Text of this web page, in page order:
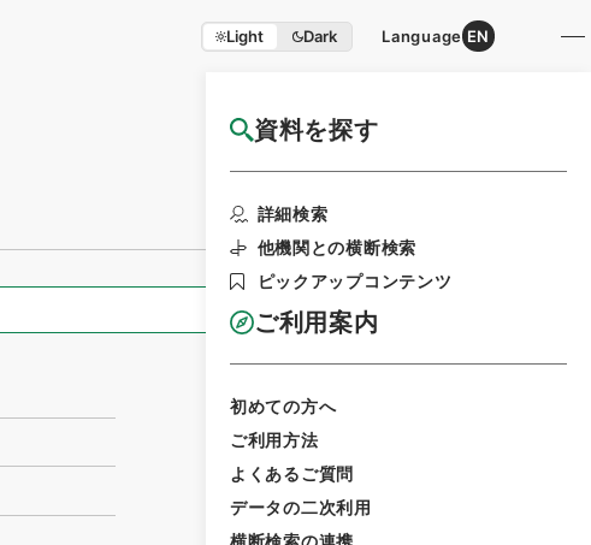
Light Dark Language EN
資料を探す
詳細検索
他機関との横断検索
ピックアップコンテンツ
ご利用案内
初めての方へ
ご利用方法
よくあるご質問
データの二次利用
横断検索の連携
国立公文書館HP利用案内
全ての情報